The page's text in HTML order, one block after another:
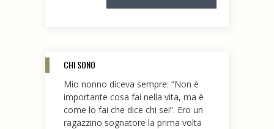
CHI SONO
Mio nonno diceva sempre: “Non è
importante cosa fai nella vita, ma è
come lo fai che dice chi sei”. Ero un
ragazzino sognatore la prima volta